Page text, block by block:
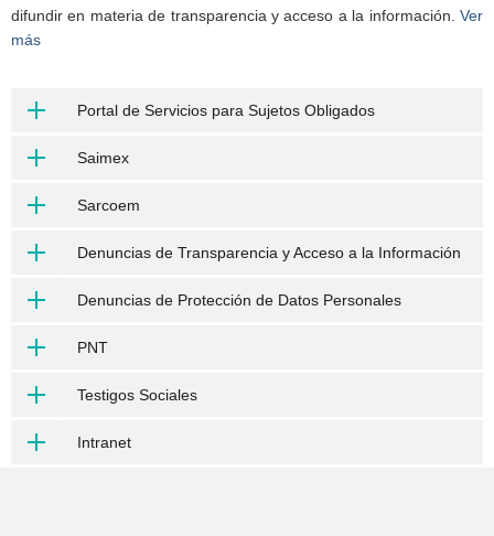
difundir en materia de transparencia y acceso a la información. Ver
más
Portal de Servicios para Sujetos Obligados
Saimex
Sarcoem
Denuncias de Transparencia y Acceso a la Información
Denuncias de Protección de Datos Personales
PNT
Testigos Sociales
Intranet